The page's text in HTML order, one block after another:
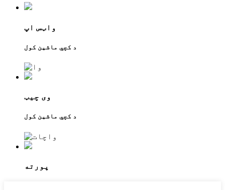
واټس اپ
د کچي ماشین کول
وی چیټ
د کچي ماشین کول
پورته